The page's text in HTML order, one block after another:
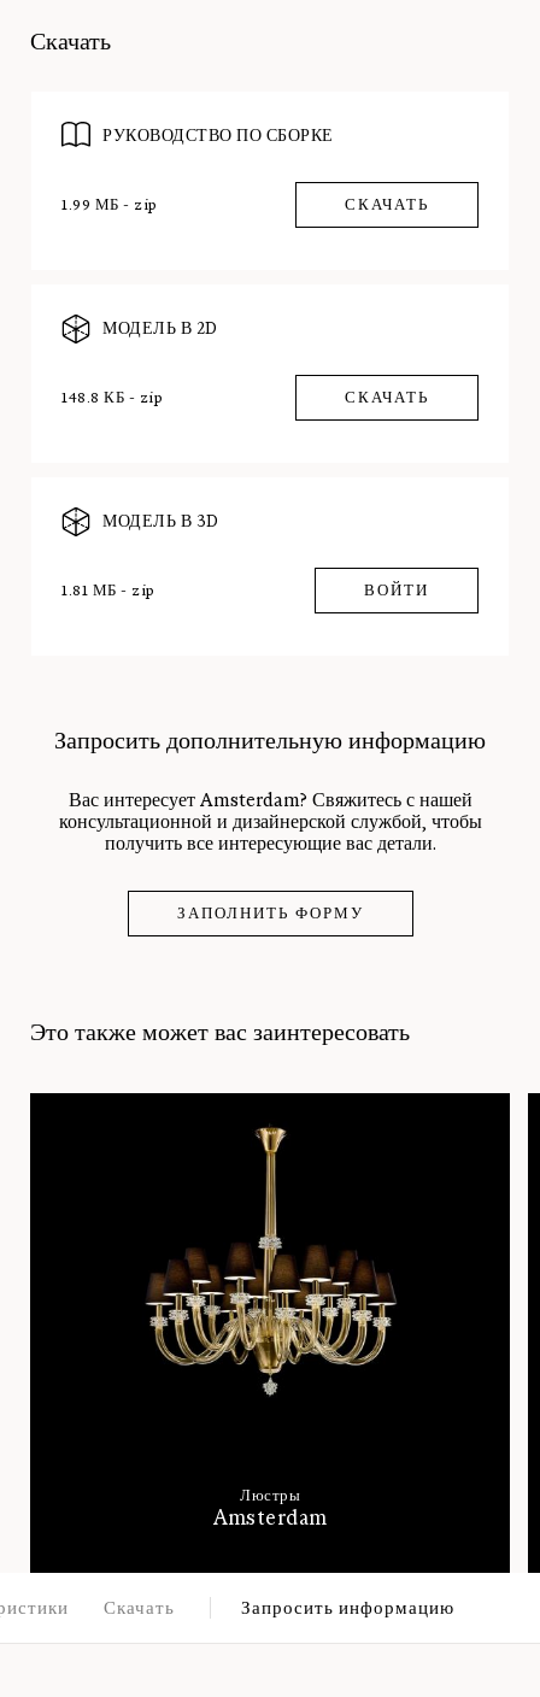
Скачать
РУКОВОДСТВО ПО СБОРКЕ
1.99 МБ - zip СКАЧАТЬ
МОДЕЛЬ В 2D
148.8 КБ - zip СКАЧАТЬ
МОДЕЛЬ В 3D
1.81 МБ - zip ВОЙТИ
Запросить дополнительную информацию
Вас интересует Amsterdam? Свяжитесь с нашей
консультационной и дизайнерской службой, чтобы
получить все интересующие вас детали.
ЗАПОЛНИТЬ ФОРМУ
Это также может вас заинтересовать
Люстры
Amsterdam
Скачать Запросить информацию